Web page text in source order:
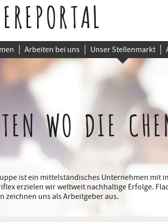
Arbeiten bei uns Unser Stellenmarkt
WO DIE
ist ein mittelständisches Unternehmen
erzielen wir weltweit nachhaltige Erfolge.
zeichnen uns als Arbeitgeber aus.